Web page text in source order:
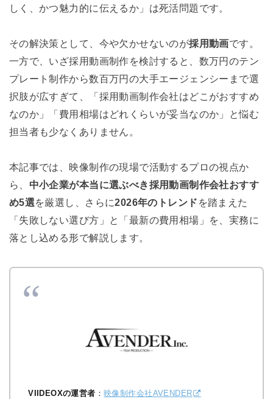
しく、かつ魅力的に伝えるか」は死活問題です。
その解決策として、今や欠かせないのが採用動画です。
一方で、いざ採用動画制作を検討すると、数万円のテン
プレート制作から数百万円の大手エージェンシーまで選
択肢が広すぎて、「採用動画制作会社はどこがおすすめ
なのか」「費用相場はどれくらいが妥当なのか」と悩む
担当者も少なくありません。
本記事では、映像制作の現場で活動するプロの視点か
ら、 中小企業が本当に選ぶべき採用動画制作会社おすす
め5選を厳選し、さらに2026年のトレンド を踏まえた
「失敗しない選び方」と「最新の費用相場」を、実務に
落とし込める形で解説します。
VIIDEOXの運営者 ： 映像制作会社AVENDER